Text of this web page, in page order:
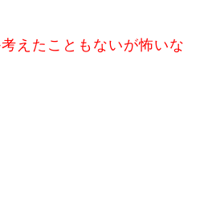
えたこともないが怖いな